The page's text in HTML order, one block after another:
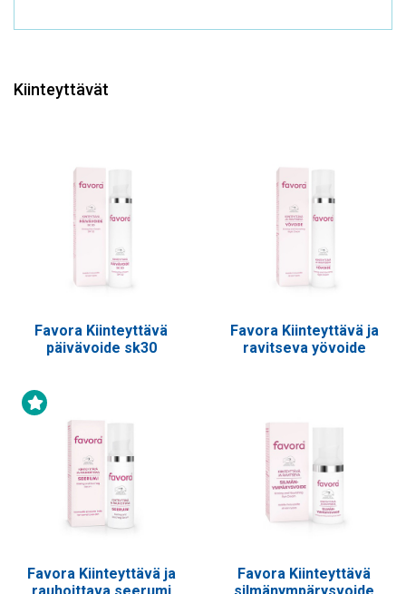
Kiinteyttävät
Favora Kiinteyttävä
päivävoide sk30
Favora Kiinteyttävä ja
ravitseva yövoide
Favora Kiinteyttävä ja
Favora Kiinteyttävä